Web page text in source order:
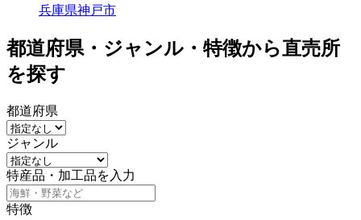
兵庫県神戸市
都道府県・ジャンル・特徴から直売所
を探す
都道府県
ジャンル
特産品・加工品を入力
特徴